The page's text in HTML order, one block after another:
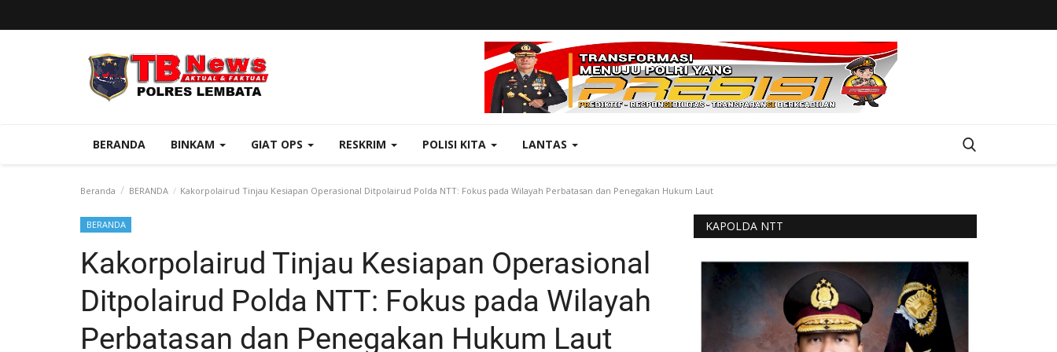
BERANDA BINKAM GIAT OPS RESKRIM POLISI KITA LANTAS
Beranda BERANDA Kakorpolairud Tinjau Kesiapan Operasional Ditpolairud Polda NTT: Fokus pada Wilayah Perbatasan dan Penegakan Hukum Laut
BERANDA
Kakorpolairud Tinjau Kesiapan Operasional
Ditpolairud Polda NTT: Fokus pada Wilayah
Perbatasan dan Penegakan Hukum Laut
KAPOLDA NTT